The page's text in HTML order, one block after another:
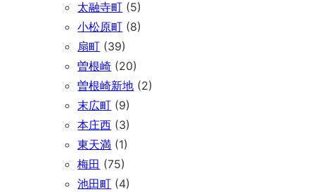
太融寺町 (5)
小松原町 (8)
扇町 (39)
曽根崎 (20)
曽根崎新地 (2)
末広町 (9)
本庄西 (3)
東天満 (1)
梅田 (75)
池田町 (4)